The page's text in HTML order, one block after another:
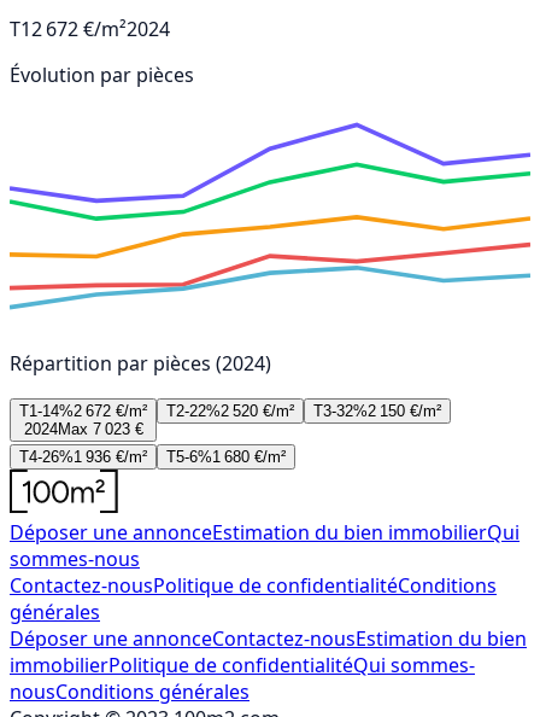
T12 672 €/m²2024
Évolution par pièces
Répartition par pièces (2024)
T1-14%2 672 €/m²
2024Max 7 023 €
T2-22%2 520 €/m² T3-32%2 150 €/m²
T4-26%1 936 €/m² T5-6%1 680 €/m²
Déposer une annonceEstimation du bien immobilierQui
sommes-nous
Contactez-nousPolitique de confidentialitéConditions
générales
Déposer une annonceContactez-nousEstimation du bien
immobilierPolitique de confidentialitéQui sommes-
nousConditions générales